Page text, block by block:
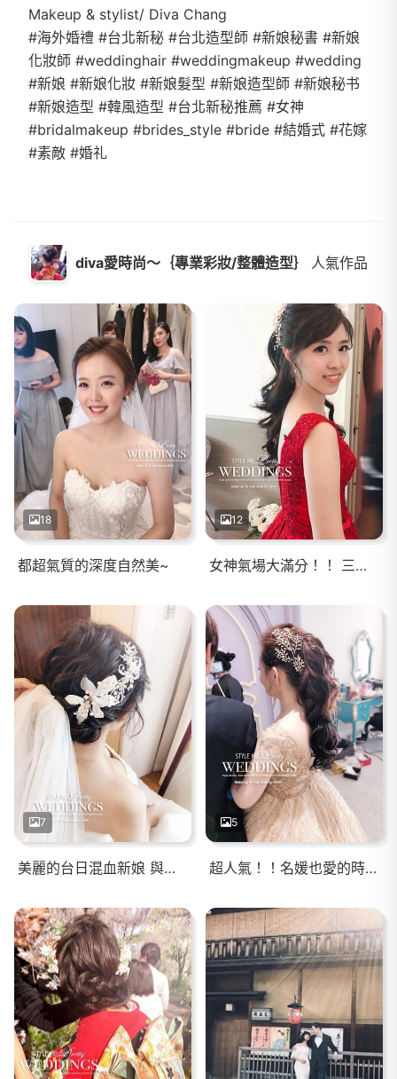
Makeup & stylist/ Diva Chang
#海外婚禮 #台北新秘 #台北造型師 #新娘秘書 #新娘
化妝師 #weddinghair #weddingmakeup #wedding
#新娘 #新娘化妝 #新娘髮型 #新娘造型師 #新娘秘书
#新娘造型 #韓風造型 #台北新秘推薦 #女神
#bridalmakeup #brides_style #bride #結婚式 #花嫁
#素敵 #婚礼
diva愛時尚～｛專業彩妝/整體造型｝ 人氣作品
18
都超氣質的深度自然美~
12
女神氣場大滿分！！ 三款不同風格的髮型， 能展現出時髦品味又兼具優雅特質。
7
美麗的台日混血新娘 與帥帥澳洲華裔新郎， 好完美的組合呀！！
5
超人氣！！名媛也愛的時尚髮型❤️